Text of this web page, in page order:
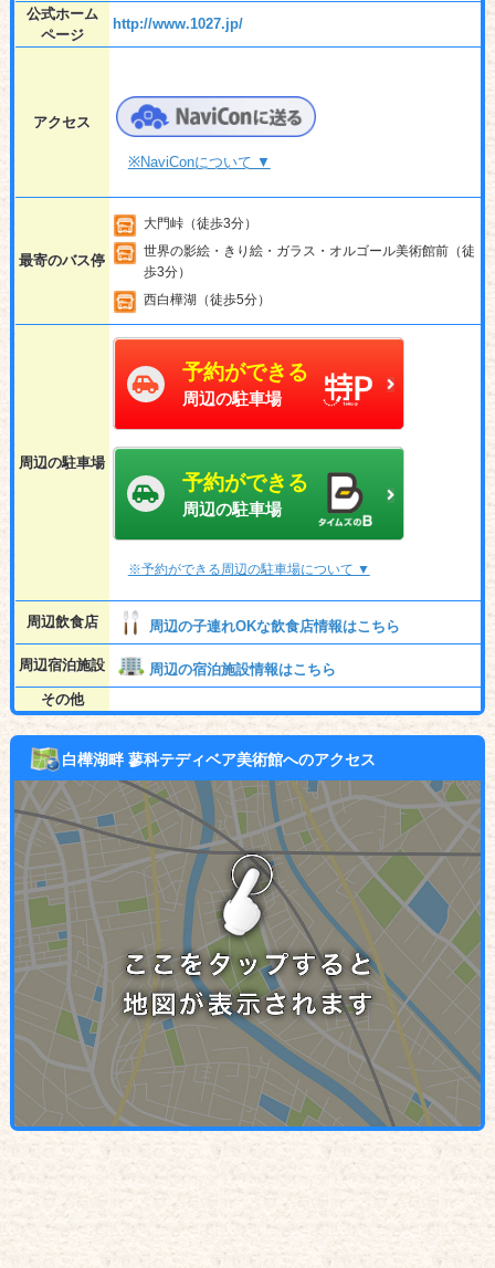
公式ホーム
ページ
http://www.1027.jp/
アクセス
※NaviConについて ▼
最寄のバス停
大門峠（徒歩3分）
世界の影絵・きり絵・ガラス・オルゴール美術館前（徒
歩3分）
西白樺湖（徒歩5分）
周辺の駐車場
予約ができる
周辺の駐車場
予約ができる
周辺の駐車場
※予約ができる周辺の駐車場について ▼
周辺飲食店 周辺の子連れOKな飲食店情報はこちら
周辺宿泊施設
周辺の宿泊施設情報はこちら
その他
白樺湖畔 蓼科テディベア美術館へのアクセス